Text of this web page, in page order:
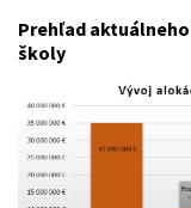
Prehľad
školy